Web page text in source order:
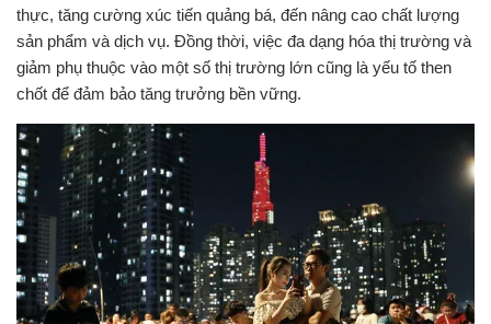
thực, tăng cường xúc tiến quảng bá, đến nâng cao chất lượng
sản phẩm và dịch vụ. Đồng thời, việc đa dạng hóa thị trường và
giảm phụ thuộc vào một số thị trường lớn cũng là yếu tố then
chốt để đảm bảo tăng trưởng bền vững.